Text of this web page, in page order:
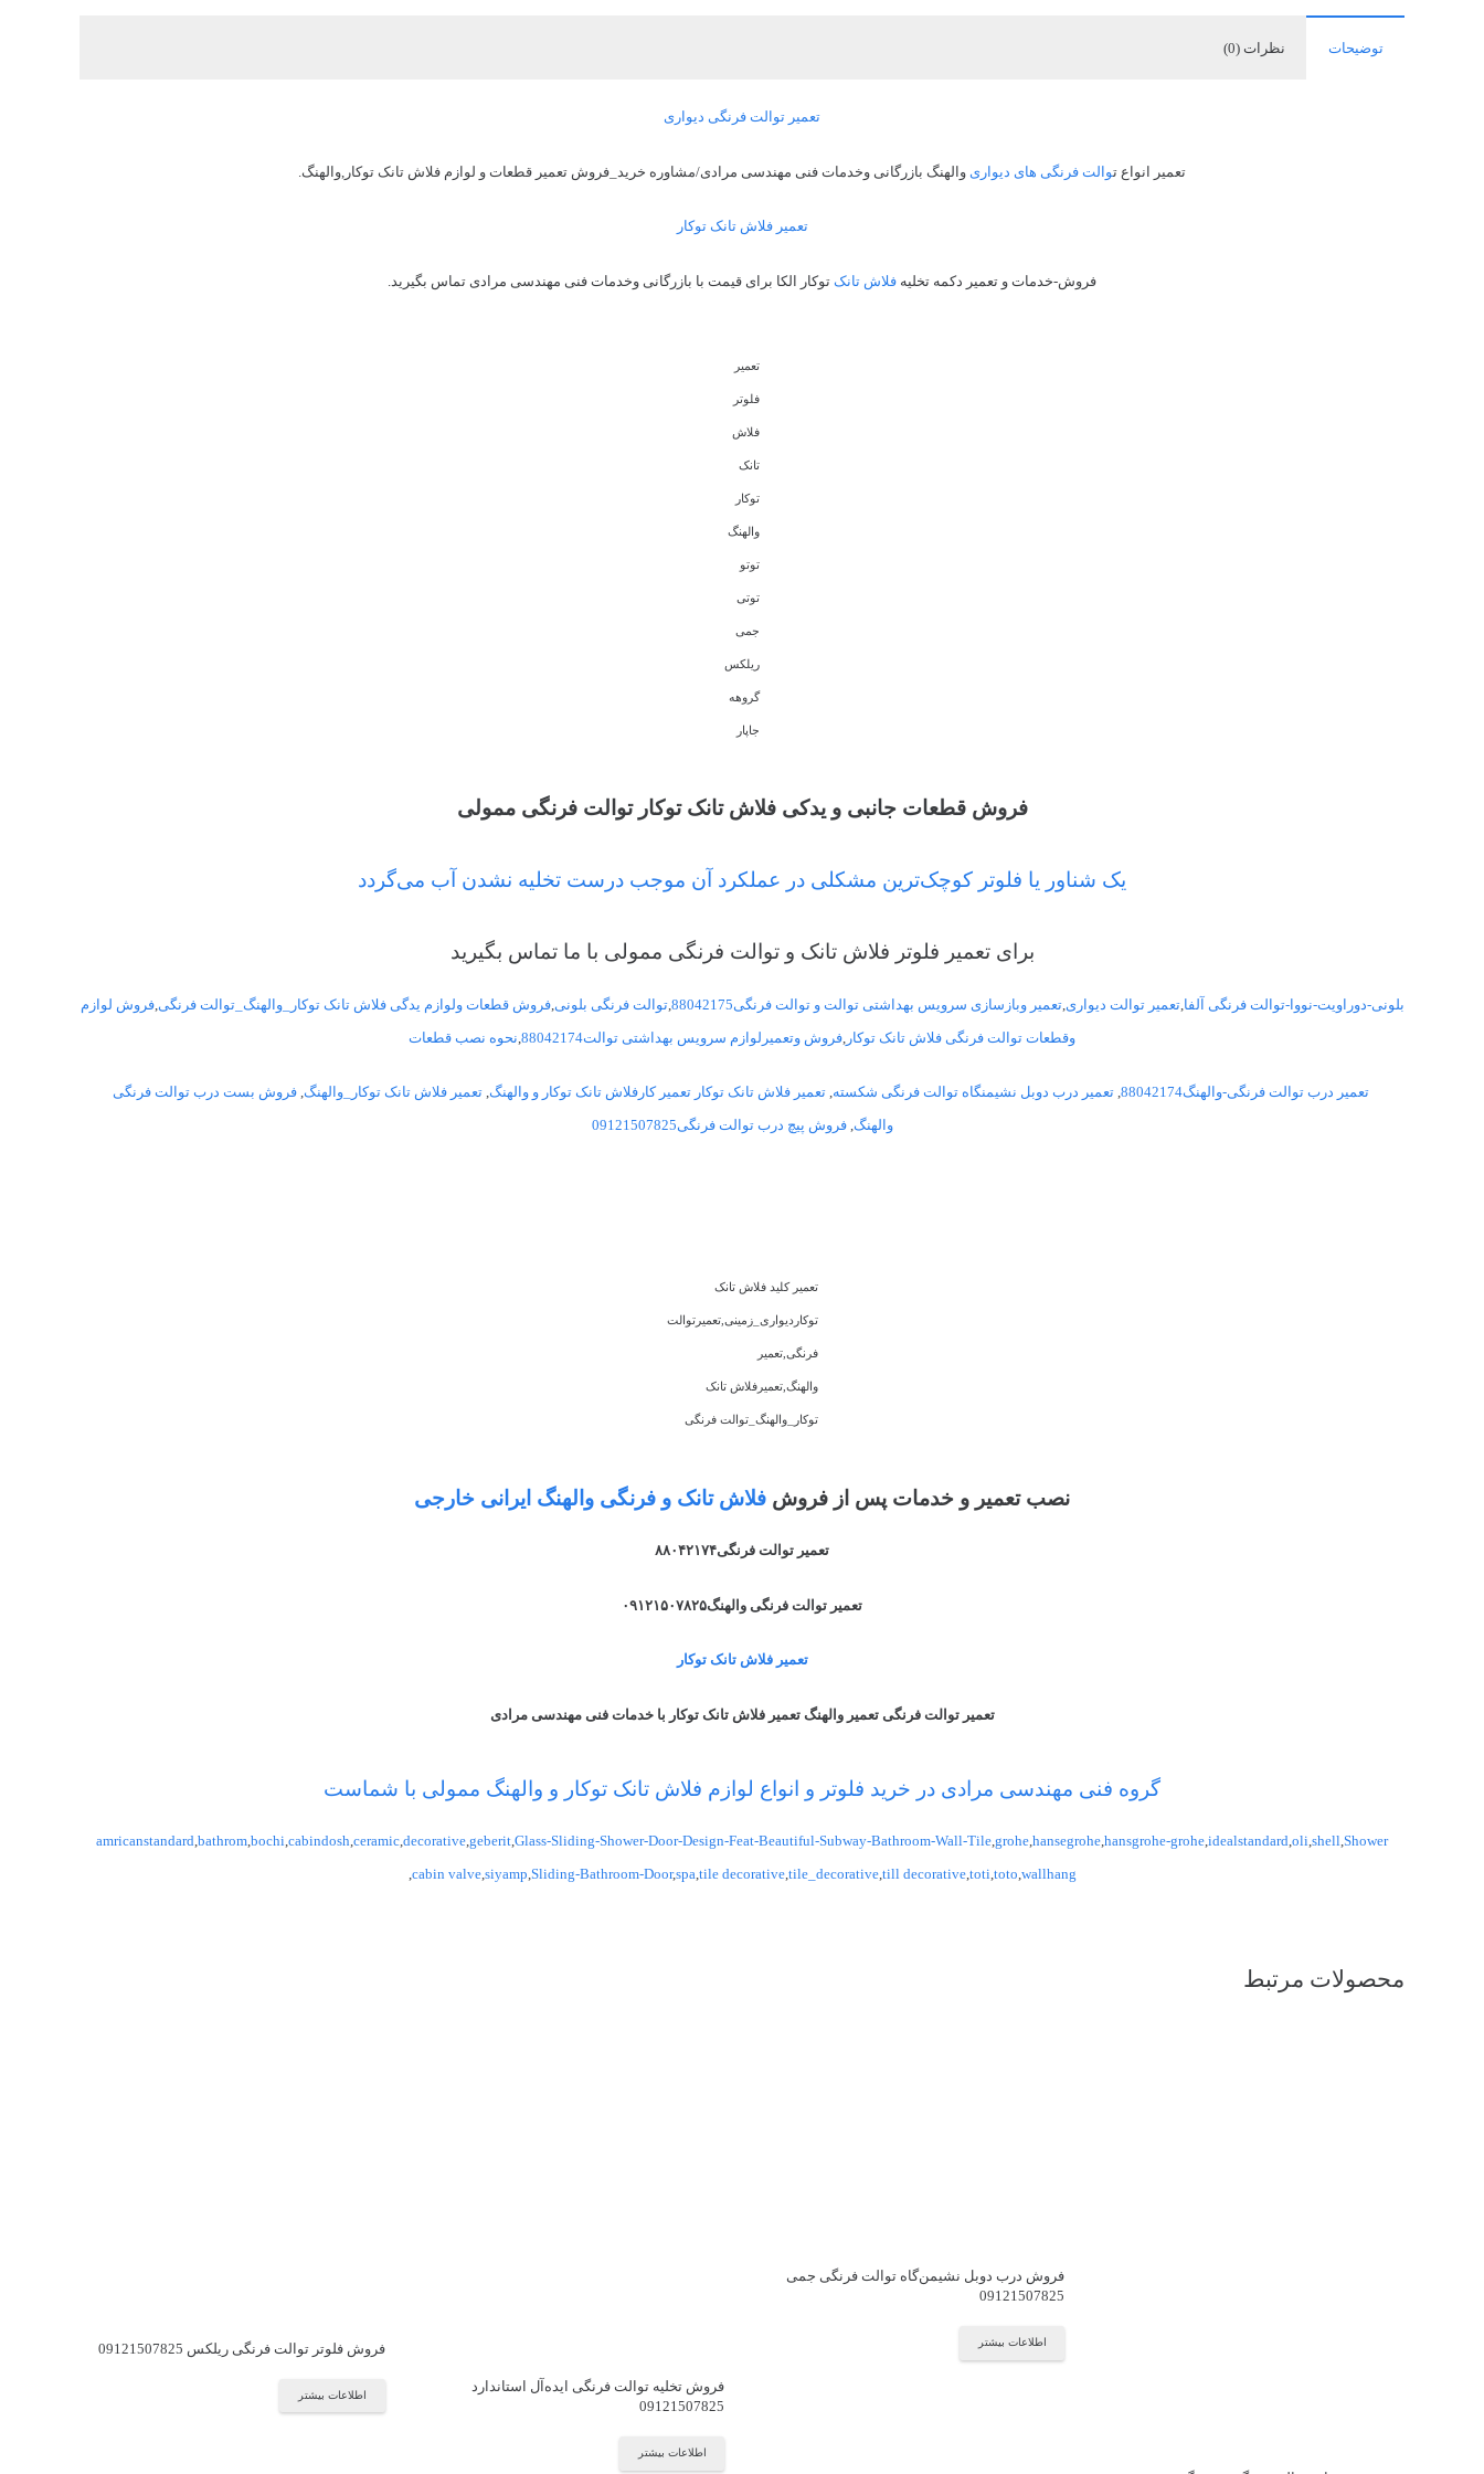
توضیحات نظرات (0)
تعمیر توالت فرنگی دیواری
تعمیر انواع توالت فرنگی های دیواری والهنگ بازرگانی وخدمات فنی مهندسی مرادی/مشاوره خرید_فروش تعمیر قطعات و لوازم فلاش تانک توکار,والهنگ.
تعمیر فلاش تانک توکار
فروش-خدمات و تعمیر دکمه تخلیه فلاش تانک توکار الکا برای قیمت با بازرگانی وخدمات فنی مهندسی مرادی تماس بگیرید.
تعمیر
فلوتر
فلاش
تانک
توکار
والهنگ
توتو
توتی
جمی
ریلکس
گروهه
جاپار
فروش قطعات جانبی و یدکی فلاش تانک توکار توالت فرنگی ممولی
یک شناور یا فلوتر کوچک‌ترین مشکلی در عملکرد آن موجب درست تخلیه نشدن آب می‌گردد
برای تعمیر فلوتر فلاش تانک و توالت فرنگی ممولی با ما تماس بگیرید
بلونی-دوراویت-نووا-توالت فرنگی آلفا ,تعمیر توالت دیواری ,تعمیر وبازسازی سرویس بهداشتی توالت و توالت فرنگی88042175 ,توالت فرنگی بلونی ,فروش قطعات ولوازم یدگی فلاش تانک توکار_والهنگ_توالت فرنگی ,فروش لوازم
وقطعات توالت فرنگی فلاش تانک توکار فروش وتعمیرلوازم سرویس بهداشتی توالت88042174 نحوه نصب قطعات
تعمیر درب توالت فرنگی-والهنگ88042174 ,تعمیر درب دوبل نشیمنگاه توالت فرنگی شکسته,تعمیر فلاش تانک توکار تعمیر کارفلاش تانک توکار و والهنگ,تعمیر فلاش تانک توکار_والهنگ,فروش بست درب توالت فرنگی
والهنگ,فروش پیچ درب توالت فرنگی09121507825
تعمیر کلید فلاش تانک
توکاردیواری_زمینی,تعمیرتوالت
فرنگی,تعمیر
والهنگ,تعمیرفلاش تانک
توکار_والهنگ_توالت فرنگی
نصب تعمیر و خدمات پس از فروش فلاش تانک و فرنگی والهنگ ایرانی خارجی
تعمیر توالت فرنگی۸۸۰۴۲۱۷۴
تعمیر توالت فرنگی والهنگ۰۹۱۲۱۵۰۷۸۲۵
تعمیر فلاش تانک توکار
تعمیر توالت فرنگی تعمیر والهنگ تعمیر فلاش تانک توکار با خدمات فنی مهندسی مرادی
گروه فنی مهندسی مرادی در خرید فلوتر و انواع لوازم فلاش تانک توکار و والهنگ ممولی با شماست
amricanstandard,bathrom,bochi,cabindosh,ceramic,decorative,geberit,Glass-Sliding-Shower-Door-Design-Feat-Beautiful-Subway-Bathroom-Wall-Tile,grohe,hansegrohe,hansgrohe-grohe,idealstandard,oli,shell,Shower
cabin valve,siyamp,Sliding-Bathroom-Door,spa,tile decorative,tile_decorative,till decorative,toti,toto,wallhang
,
محصولات مرتبط
فروش درب دوبل نشیمن‌گاه توالت فرنگی جمی
09121507825
اطلاعات بیشتر
فروش تخلیه توالت فرنگی ایده‌آل استاندارد
09121507825
اطلاعات بیشتر
فروش فلوتر توالت فرنگی ریلکس 09121507825
اطلاعات بیشتر